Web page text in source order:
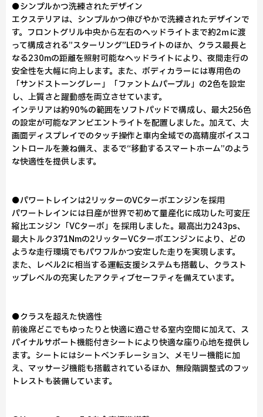
●シンプルかつ洗練されたデザイン
エクステリアは、シンプルかつ伸びやかで洗練されたデザインで
す。フロントグリル中央から左右のヘッドライトまで約2ｍに渡
って構成される”スターリング”LEDライトのほか、クラス最長と
なる230mの距離を照射可能なヘッドライトにより、夜間走行の
安全性を大幅に向上します。また、ボディカラーには専用色の
「サンドストーングレー」「ファントムパープル」の2色を設定
し、上質さと躍動感を両立させています。
インテリアは約90%の範囲をソフトパッドで構成し、最大256色
の設定が可能なアンビエントライトを配置しました。加えて、大
画面ディスプレイでのタッチ操作と車内全域での高精度ボイスコ
ントロールを兼ね備え、まるで“移動するスマートホーム”のよう
な快適性を提供します。
●パワートレインは2リッターのVCターボエンジンを採用
パワートレインには日産が世界で初めて量産化に成功した可変圧
縮比エンジン「VCターボ」を採用しました。最高出力243ps、
最大トルク371Nmの2リッターVCターボエンジンにより、どの
ような走行環境でもパワフルかつ安定した走りを実現します。
また、レベル2に相当する運転支援システムも搭載し、クラスト
ップレベルの充実したアクティブセーフティを備えています。
●クラスを超えた快適性
前後席どこでもゆったりと快適に過ごせる室内空間に加えて、ス
パイナルサポート機能付きシートにより快適な座り心地を提供し
ます。シートにはシートベンチレーション、メモリー機能に加
え、マッサージ機能も搭載されているほか、無段階調整式のフッ
トレストも装備しています。